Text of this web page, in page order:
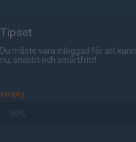
Tipset
Du måste vara inloggad för att
nu, snabbt och smärtfritt!
empty
50%